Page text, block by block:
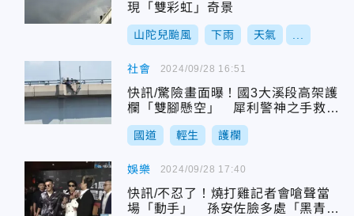
現「雙彩虹」奇景
山陀兒颱風 下雨 天氣
社會
快訊/驚險畫面曝！國3大溪段高架護
欄「雙腳懸空」 犀利警神之手救回
一命
國道 輕生 護欄
2024/09/28 16:51
娛樂
快訊/不忍了！燒打雞記者會嗆聲當
場「動手」 孫安佐臉多處「黑青」
2024/09/28 17:40